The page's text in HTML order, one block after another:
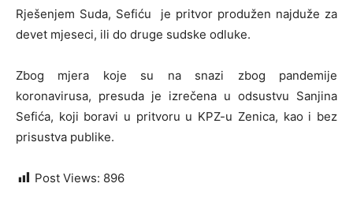
Rješenjem Suda, Sefiću je pritvor produžen najduže za
devet mjeseci, ili do druge sudske odluke.
Zbog mjera koje su na snazi zbog pandemije
koronavirusa, presuda je izrečena u odsustvu Sanjina
Sefića, koji boravi u pritvoru u KPZ-u Zenica, kao i bez
prisustva publike.
Post Views: 896